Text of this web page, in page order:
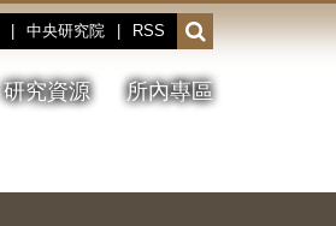
中央研究院 RSS
開
啟
或
收
研究資源 所內專區
停、
圖
圖
結